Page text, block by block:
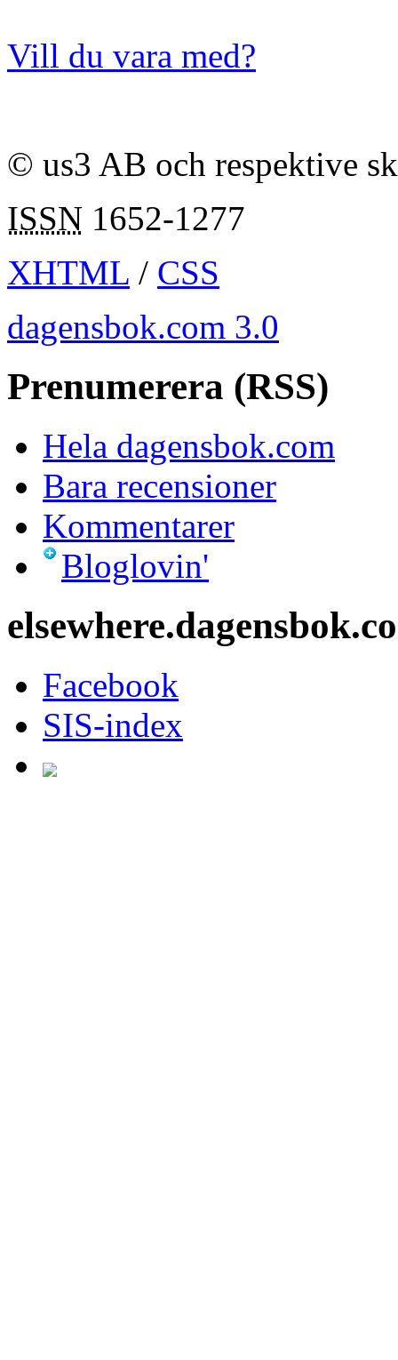
Vill du vara med?
© us3 AB och respektive
ISSN 1652-1277
XHTML / CSS
dagensbok.com 3.0
Prenumerera (RSS)
Hela dagensbok.com
Bara recensioner
Kommentarer
Bloglovin'
Facebook
SIS-index